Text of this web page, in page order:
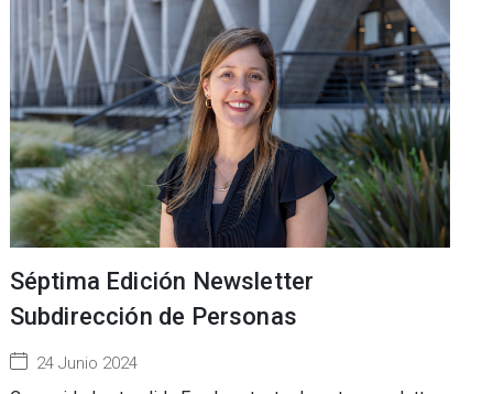
Séptima Edición Newsletter
Subdirección de Personas
24 Junio 2024